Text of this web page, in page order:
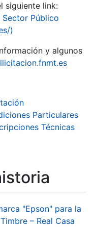
siguiente link:
Público
)
y algunos
Particulares
Técnicas
"Epson" para la
– Real Casa